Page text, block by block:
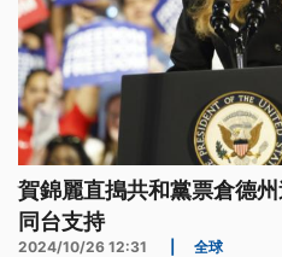
賀錦麗直搗共和黨票倉德
同台支持
2024/10/26 12:31 全球